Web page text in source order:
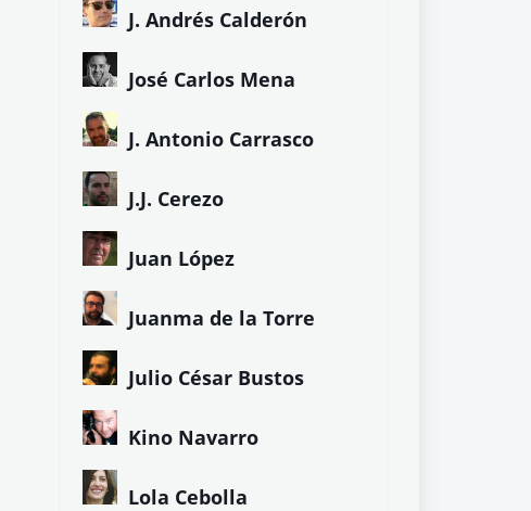
J. Andrés Calderón
José Carlos Mena
J. Antonio Carrasco
J.J. Cerezo
Juan López
Juanma de la Torre
Julio César Bustos
Kino Navarro
Lola Cebolla